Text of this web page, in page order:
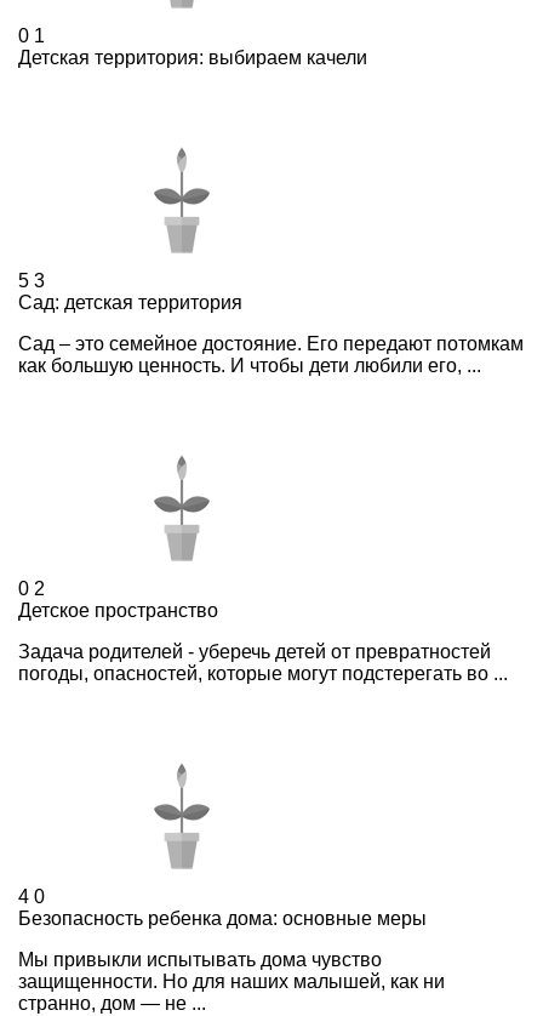
0 1
Детская территория: выбираем качели
5 3
Сад: детская территория
Сад – это семейное достояние. Его передают потомкам
как большую ценность. И чтобы дети любили его, ...
0 2
Детское пространство
Задача родителей - уберечь детей от превратностей
погоды, опасностей, которые могут подстерегать во ...
4 0
Безопасность ребенка дома: основные меры
Мы привыкли испытывать дома чувство
защищенности. Но для наших малышей, как ни
странно, дом — не ...